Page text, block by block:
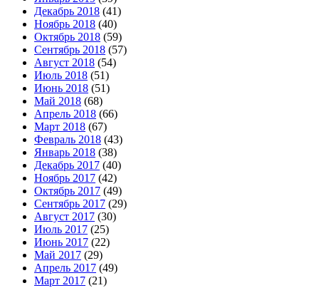
Декабрь 2018 (41)
Ноябрь 2018 (40)
Октябрь 2018 (59)
Сентябрь 2018 (57)
Август 2018 (54)
Июль 2018 (51)
Июнь 2018 (51)
Май 2018 (68)
Апрель 2018 (66)
Март 2018 (67)
Февраль 2018 (43)
Январь 2018 (38)
Декабрь 2017 (40)
Ноябрь 2017 (42)
Октябрь 2017 (49)
Сентябрь 2017 (29)
Август 2017 (30)
Июль 2017 (25)
Июнь 2017 (22)
Май 2017 (29)
Апрель 2017 (49)
Март 2017 (21)